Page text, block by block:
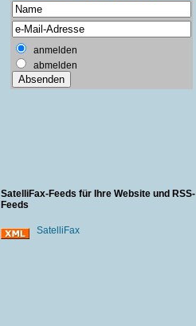
anmelden
abmelden
SatelliFax-Feeds für Ihre Website und RSS-
Feeds
SatelliFax